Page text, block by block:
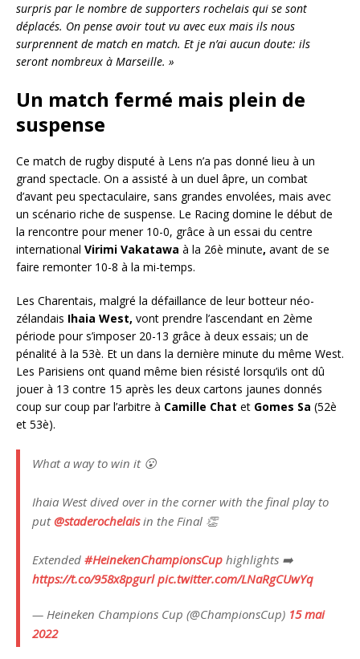
surpris par le nombre de supporters rochelais qui se sont
déplacés. On pense avoir tout vu avec eux mais ils nous
surprennent de match en match. Et je n’ai aucun doute: ils
seront nombreux à Marseille. »
Un match fermé mais plein de
suspense
Ce match de rugby disputé à Lens n’a pas donné lieu à un
grand spectacle. On a assisté à un duel âpre, un combat
d’avant peu spectaculaire, sans grandes envolées, mais avec
un scénario riche de suspense. Le Racing domine le début de
la rencontre pour mener 10-0, grâce à un essai du centre
international Virimi Vakatawa à la 26è minute, avant de se
faire remonter 10-8 à la mi-temps.
Les Charentais, malgré la défaillance de leur botteur néo-
zélandais Ihaia West, vont prendre l’ascendant en 2ème
période pour s’imposer 20-13 grâce à deux essais; un de
pénalité à la 53è. Et un dans la dernière minute du même West.
Les Parisiens ont quand même bien résisté lorsqu’ils ont dû
jouer à 13 contre 15 après les deux cartons jaunes donnés
coup sur coup par l’arbitre à Camille Chat et Gomes Sa (52è
et 53è).
What a way to win it 😮
Ihaia West dived over in the corner with the final play to
put@staderochelaisin the Final 👏
Extended #HeinekenChampionsCup highlights ➡️
https://t.co/958x8pgurl pic.twitter.com/LNaRgCUwYq
— Heineken Champions Cup (@ChampionsCup) 15 mai
2022